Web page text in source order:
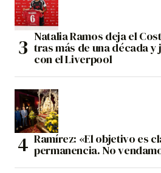
Natalia Ramos deja el
tras más de una década
con el Liverpool
Ramírez: «El objetivo es
permanencia. No